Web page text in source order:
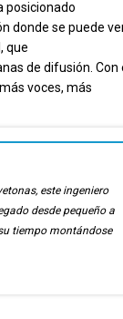
posicionado
donde se puede
que
de difusión. Con
voces, más
este ingeniero
desde pequeño a
tiempo montándose